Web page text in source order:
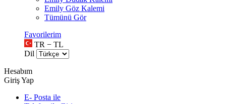
Emily Göz Kalemi
Tümünü Gör
Favorilerim
TR − TL
Dil
Hesabım
Giriş Yap
E- Posta ile